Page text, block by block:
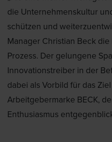
die Unternehmenskultur
schützen und
Manager Christian Beck
Prozess. Der gelungene
Innovationstreiber in der
dabei als Vorbild für das
Arbeitgebermarke BECK,
Enthusiasmus